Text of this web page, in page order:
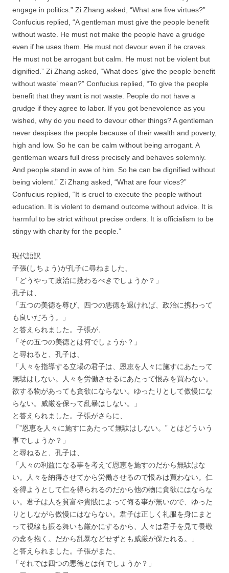
engage in politics.” Zi Zhang asked, “What are five virtues?”
Confucius replied, “A gentleman must give the people benefit
without waste. He must not make the people have a grudge
even if he uses them. He must not devour even if he craves.
He must not be arrogant but calm. He must not be violent but
dignified.” Zi Zhang asked, “What does ‘give the people benefit
without waste’ mean?” Confucius replied, “To give the people
benefit that they want is not waste. People do not have a
grudge if they agree to labor. If you got benevolence as you
wished, why do you need to devour other things? A gentleman
never despises the people because of their wealth and poverty,
high and low. So he can be calm without being arrogant. A
gentleman wears full dress precisely and behaves solemnly.
And people stand in awe of him. So he can be dignified without
being violent.” Zi Zhang asked, “What are four vices?”
Confucius replied, “It is cruel to execute the people without
education. It is violent to demand outcome without advice. It is
harmful to be strict without precise orders. It is officialism to be
stingy with charity for the people.”
現代語訳
子張(しちょう)が孔子に尋ねました、
「どうやって政治に携わるべきでしょうか？」
孔子は、
「五つの美徳を尊び、四つの悪徳を退ければ、政治に携わって
も良いだろう。」
と答えられました。子張が、
「その五つの美徳とは何でしょうか？」
と尋ねると、孔子は、
「人々を指導する立場の君子は、恩恵を人々に施すにあたって
無駄はしない。人々を労働させるにあたって恨みを買わない。
欲する物があっても貪欲にならない。ゆったりとして傲慢にな
らない。威厳を保って乱暴はしない。」
と答えられました。子張がさらに、
「”恩恵を人々に施すにあたって無駄はしない。” とはどういう
事でしょうか？」
と尋ねると、孔子は、
「人々の利益になる事を考えて恩恵を施すのだから無駄はな
い。人々を納得させてから労働させるので恨みは買わない。仁
を得ようとして仁を得られるのだから他の物に貪欲にはならな
い。君子は人を貧富や貴賎によって侮る事が無いので、ゆった
りとしながら傲慢にはならない。君子は正しく礼服を身にまと
って視線も振る舞いも厳かにするから、人々は君子を見て畏敬
の念を抱く。だから乱暴などせずとも威厳が保たれる。」
と答えられました。子張がまた、
「それでは四つの悪徳とは何でしょうか？」